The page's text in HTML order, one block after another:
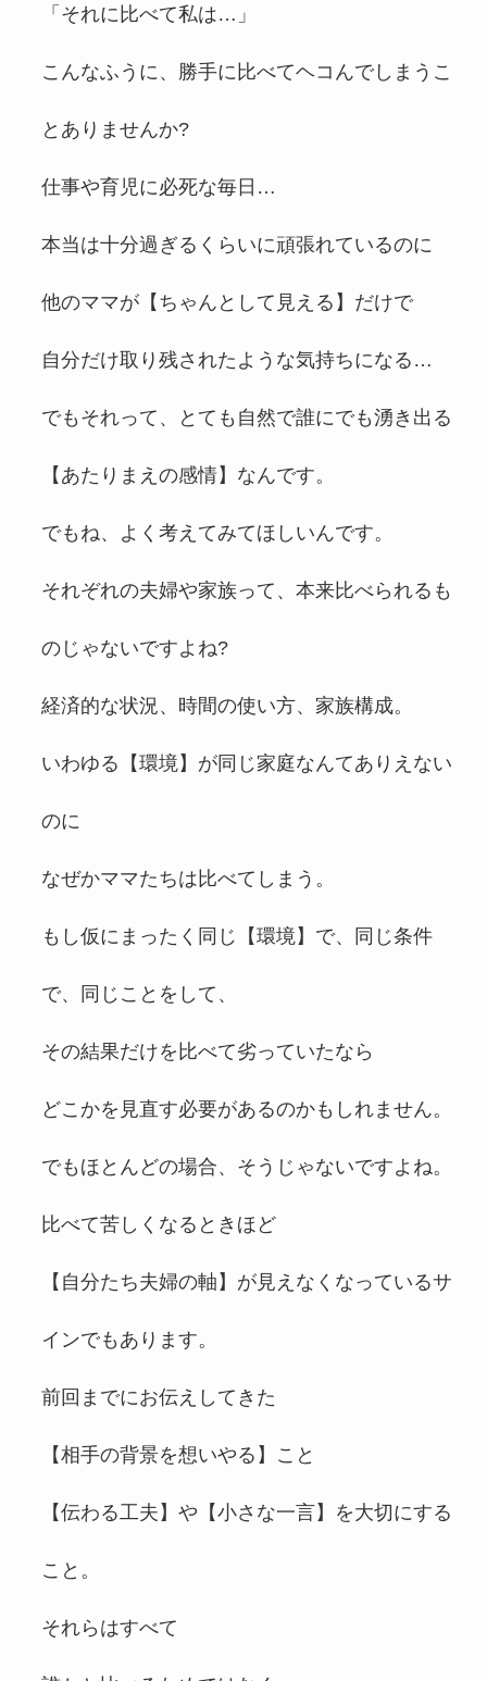
「それに比べて私は…」
こんなふうに、勝手に比べてヘコんでしまうこ
とありませんか?
仕事や育児に必死な毎日…
本当は十分過ぎるくらいに頑張れているのに
他のママが【ちゃんとして見える】だけで
自分だけ取り残されたような気持ちになる…
でもそれって、とても自然で誰にでも湧き出る
【あたりまえの感情】なんです。
でもね、よく考えてみてほしいんです。
それぞれの夫婦や家族って、本来比べられるも
のじゃないですよね?
経済的な状況、時間の使い方、家族構成。
いわゆる【環境】が同じ家庭なんてありえない
のに
なぜかママたちは比べてしまう。
もし仮にまったく同じ【環境】で、同じ条件
で、同じことをして、
その結果だけを比べて劣っていたなら
どこかを見直す必要があるのかもしれません。
でもほとんどの場合、そうじゃないですよね。
比べて苦しくなるときほど
【自分たち夫婦の軸】が見えなくなっているサ
インでもあります。
前回までにお伝えしてきた
【相手の背景を想いやる】こと
【伝わる工夫】や【小さな一言】を大切にする
こと。
それらはすべて